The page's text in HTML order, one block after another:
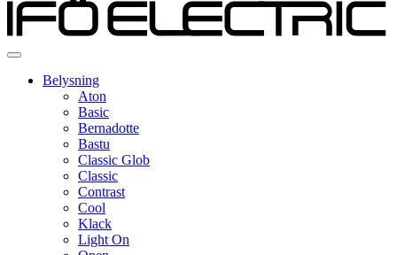
Belysning
Aton
Basic
Bernadotte
Bastu
Classic Glob
Classic
Contrast
Cool
Klack
Light On